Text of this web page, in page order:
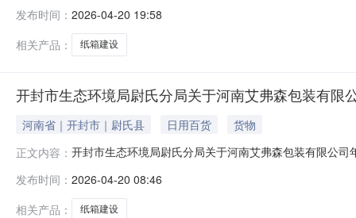
境影响评价文件审批（非辐射类且编制报告表的项目）
发布时间： 2026-04-20 19:58
相关产品：
纸箱建设
开封市生态环境局尉氏分局关于河南艾弗森包装有
河南省｜开封市｜尉氏县 日用百货
货物
正文内容： 开封市生态环境局尉氏分局关于河南艾弗森包装有限公
现将批复内容予以公告。公告期限：自本公告发布之日
政诉讼法》，公民、法人或者其他组织认
发布时间： 2026-04-20 08:46
相关产品：
纸箱建设